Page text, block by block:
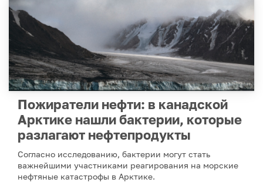
Пожиратели нефти: в канадской
Арктике нашли бактерии, которые
разлагают нефтепродукты
Согласно исследованию, бактерии могут стать
важнейшими участниками реагирования на морские
нефтяные катастрофы в Арктике.